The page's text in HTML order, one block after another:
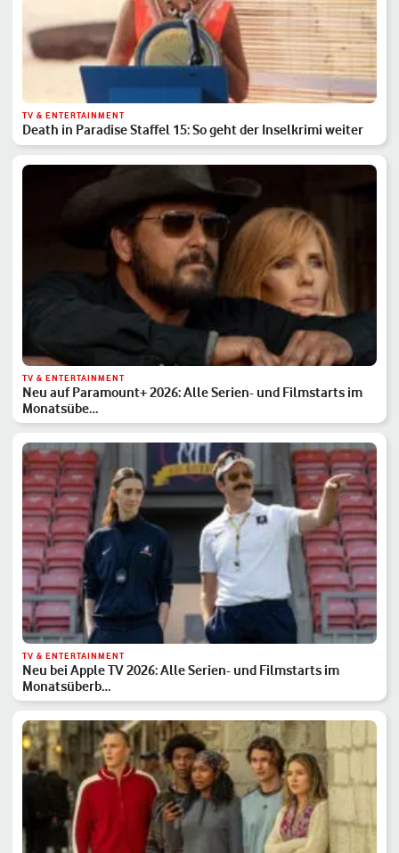
TV & ENTERTAINMENT
Death in Paradise Staffel 15: So geht der Inselkrimi weiter
TV & ENTERTAINMENT
Neu auf Paramount+ 2026: Alle Serien- und Filmstarts im
Monatsübe…
TV & ENTERTAINMENT
Neu bei Apple TV 2026: Alle Serien- und Filmstarts im
Monatsüberb…